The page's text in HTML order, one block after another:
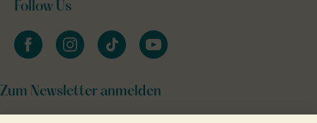
Follow Us
facebookinstagramtiktok youtube
Zum Newsletter anmelden